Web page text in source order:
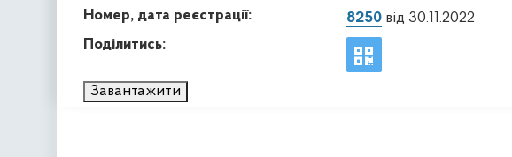
Номер, дата реєстрації:
8250від 30.11.2022
Поділитись:
Завантажити